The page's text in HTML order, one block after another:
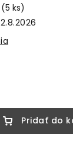
(5 ks)
Pridať do